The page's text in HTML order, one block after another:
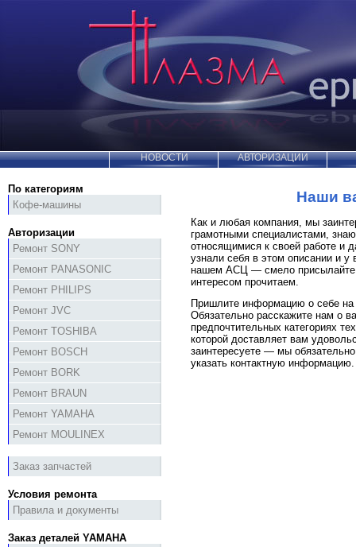
НОВОСТИ АВТОРИЗАЦИИ
По категориям
Кофе-машины
Авторизации
Ремонт SONY
Ремонт PANASONIC
Ремонт PHILIPS
Ремонт JVC
Ремонт TOSHIBA
Ремонт BOSCH
Ремонт BORK
Ремонт BRAUN
Ремонт YAMAHA
Ремонт MOULINEX
Заказ запчастей
Условия ремонта
Правила и документы
Заказ деталей YAMAHA
Наши
Как и любая компания, мы
грамотными специалистами,
относящимися к своей работе и
узнали себя в этом описании и у
нашем АСЦ — смело присылайте
интересом прочитаем.
Пришлите информацию о себе на
Обязательно расскажите нам о
предпочтительных категориях
которой доставляет вам
заинтересуете — мы
указать контактную информацию.